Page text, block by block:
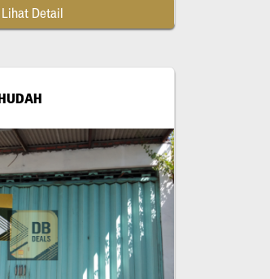
Lihat Detail